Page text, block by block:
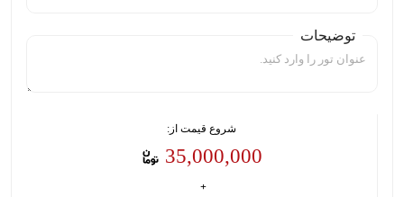
توضیحات
شروع قیمت از:
35,000,000